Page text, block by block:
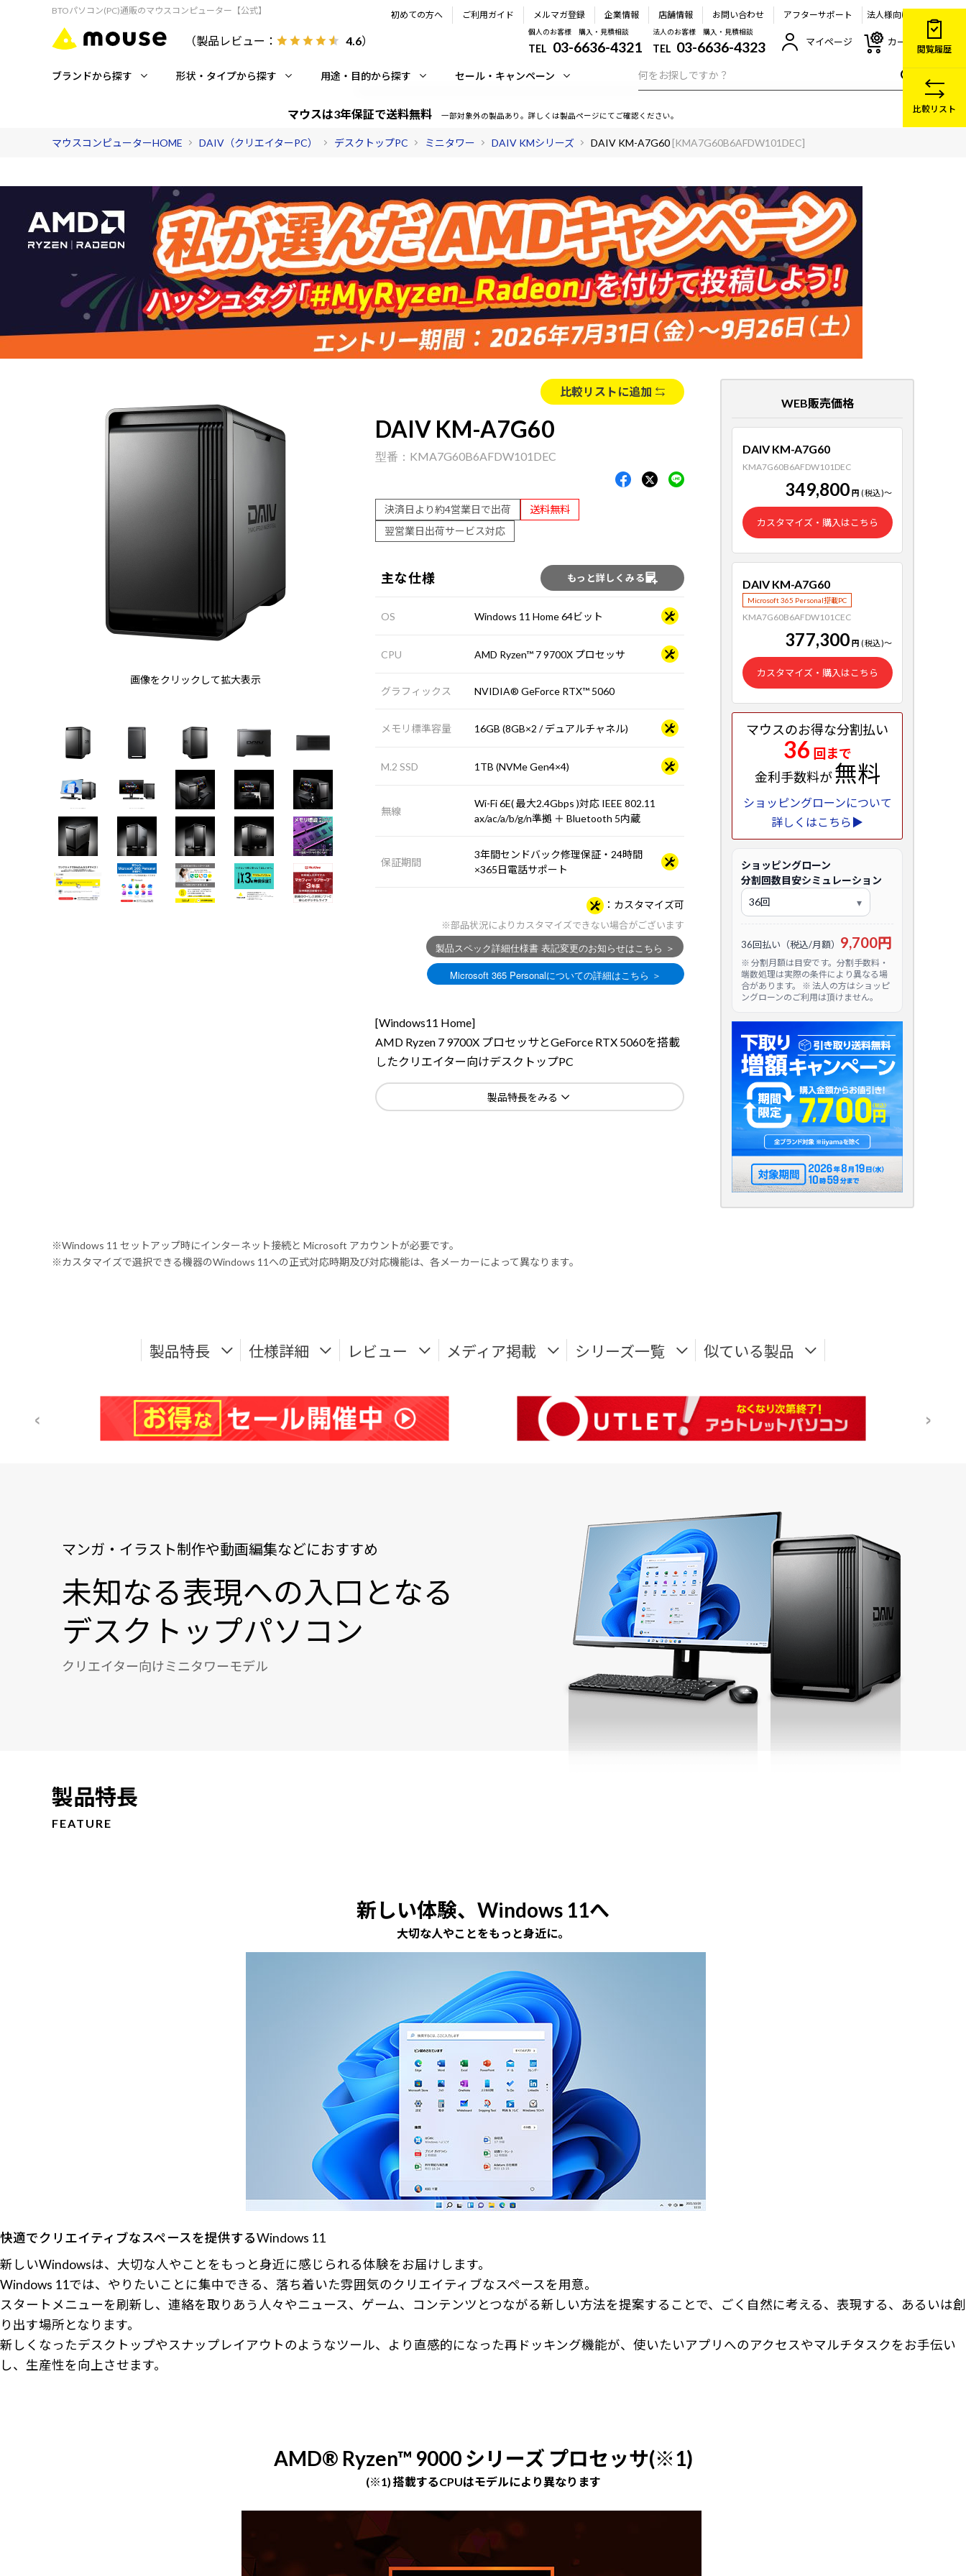
BTOパソコン(PC)通販のマウスコンピューター【公式】
（製品レビュー： 4.6）
初めての方へ ご利用ガイド メルマガ登録 企業情報 店舗情報 お問い合わせ アフターサポート 法人様向け
個人のお客様 購入・見積相談
TEL 03-6636-4321
法人のお客様 購入・見積相談
TEL 03-6636-4323 マイページ カート
ブランドから探す 形状・タイプから探す 用途・目的から探す セール・キャンペーン
マウスは3年保証で送料無料 一部対象外の製品あり。詳しくは製品ページにてご確認ください。
マウスコンピューターHOME DAIV（クリエイターPC） デスクトップPC ミニタワー DAIV KMシリーズ DAIV KM-A7G60 [KMA7G60B6AFDW101DEC]
画像をクリックして拡大表示
比較リストに追加
DAIV KM-A7G60
KMA7G60B6AFDW101DEC
決済日より約4営業日で出荷
送料無料
翌営業日出荷サービス対応
主な仕様 もっと詳しくみる
OS Windows 11 Home 64ビット
CPU AMD Ryzen™ 7 9700X プロセッサ
グラフィックス NVIDIA® GeForce RTX™ 5060
メモリ標準容量 16GB (8GB×2 / デュアルチャネル)
M.2 SSD 1TB (NVMe Gen4×4)
無線
Wi-Fi 6E( 最大2.4Gbps )対応 IEEE 802.11
ax/ac/a/b/g/n準拠 ＋ Bluetooth 5内蔵
保証期間
3年間センドバック修理保証・24時間
×365日電話サポート
カスタマイズ可
※部品状況によりカスタマイズできない場合がございます
[Windows11 Home]
AMD Ryzen 7 9700X プロセッサとGeForce RTX 5060を搭載
したクリエイター向けデスクトップPC
製品特長をみる
WEB販売価格
DAIV KM-A7G60
KMA7G60B6AFDW101DEC
349,800 円 (税込)～
カスタマイズ・購入はこちら
DAIV KM-A7G60
Microsoft 365 Personal搭載PC
KMA7G60B6AFDW101CEC
377,300 円 (税込)～
カスタマイズ・購入はこちら
マウスのお得な分割払い
36 回まで
金利手数料が無料
ショッピングローンについて
詳しくはこちら▶
ショッピングローン
分割回数目安シミュレーション
36回払い（税込/月額） 9,700円
※ 分割月額は目安です。分割手数料・
端数処理は実際の条件により異なる場
合があります。 ※ 法人の方はショッピ
ングローンのご利用は頂けません。
※Windows 11 セットアップ時にインターネット接続と Microsoft アカウントが必要です。
※カスタマイズで選択できる機器のWindows 11への正式対応時期及び対応機能は、各メーカーによって異なります。
製品特長 仕様詳細 レビュー メディア掲載 シリーズ一覧 似ている製品
マンガ・イラスト制作や動画編集などにおすすめ
未知なる表現への入口となる
デスクトップパソコン
クリエイター向けミニタワーモデル
製品特長
FEATURE
新しい体験、Windows 11へ
大切な人やことをもっと身近に。
快適でクリエイティブなスペースを提供するWindows 11
新しいWindowsは、大切な人やことをもっと身近に感じられる体験をお届けします。
Windows 11では、やりたいことに集中できる、落ち着いた雰囲気のクリエイティブなスペースを用意。
スタートメニューを刷新し、連絡を取りあう人々やニュース、ゲーム、コンテンツとつながる新しい方法を提案することで、ごく自然に考える、表現する、あるいは創
り出す場所となります。
新しくなったデスクトップやスナップレイアウトのようなツール、より直感的になった再ドッキング機能が、使いたいアプリへのアクセスやマルチタスクをお手伝い
し、生産性を向上させます。
AMD® Ryzen™ 9000 シリーズ プロセッサ(※1)
(※1) 搭載するCPUはモデルにより異なります
閲覧履歴
比較リスト